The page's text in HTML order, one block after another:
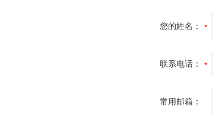
您的姓名：
联系电话：
常用邮箱：